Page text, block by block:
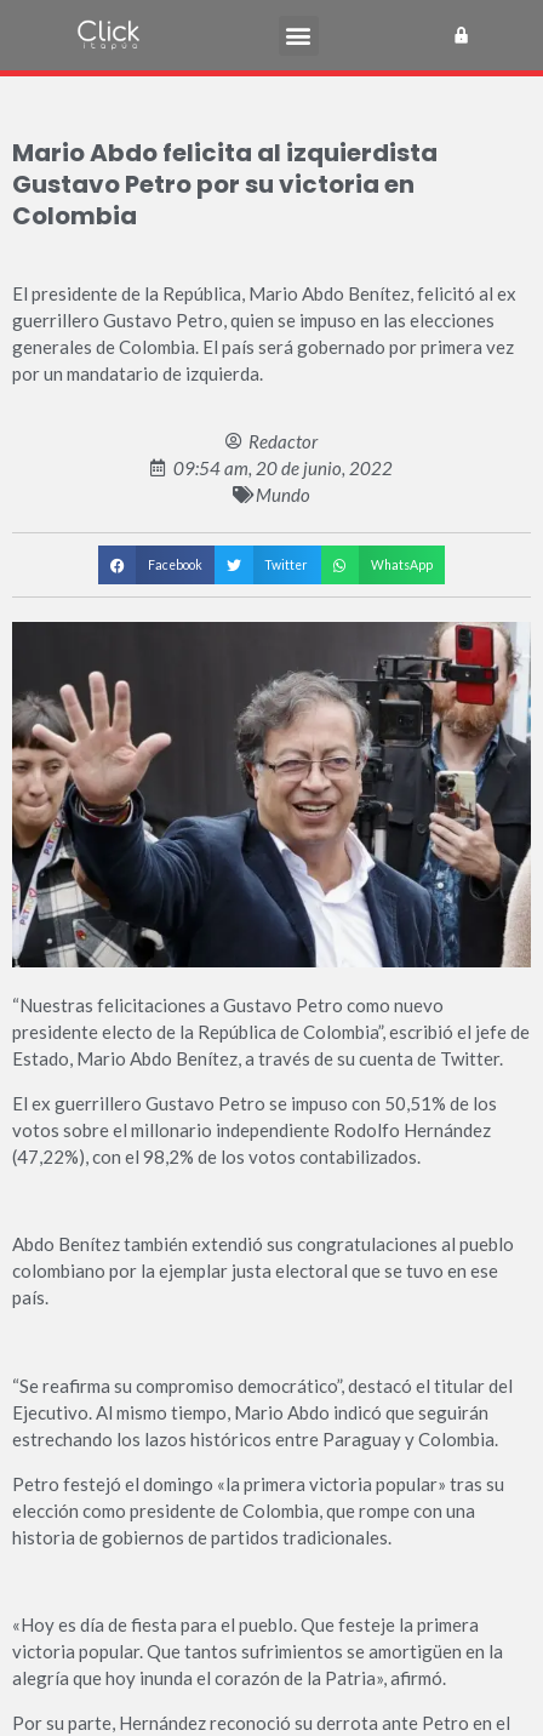
Mario Abdo felicita al izquierdista
Gustavo Petro por su victoria en
Colombia
El presidente de la República, Mario Abdo Benítez, felicitó al ex
guerrillero Gustavo Petro, quien se impuso en las elecciones
generales de Colombia. El país será gobernado por primera vez
por un mandatario de izquierda.
Redactor
09:54 am, 20 de junio, 2022
Mundo
Facebook Twitter WhatsApp
“Nuestras felicitaciones a Gustavo Petro como nuevo
presidente electo de la República de Colombia”, escribió el jefe de
Estado, Mario Abdo Benítez, a través de su cuenta de Twitter.
El ex guerrillero Gustavo Petro se impuso con 50,51% de los
votos sobre el millonario independiente Rodolfo Hernández
(47,22%), con el 98,2% de los votos contabilizados.
Abdo Benítez también extendió sus congratulaciones al pueblo
colombiano por la ejemplar justa electoral que se tuvo en ese
país.
“Se reafirma su compromiso democrático”, destacó el titular del
Ejecutivo. Al mismo tiempo, Mario Abdo indicó que seguirán
estrechando los lazos históricos entre Paraguay y Colombia.
Petro festejó el domingo «la primera victoria popular» tras su
elección como presidente de Colombia, que rompe con una
historia de gobiernos de partidos tradicionales.
«Hoy es día de fiesta para el pueblo. Que festeje la primera
victoria popular. Que tantos sufrimientos se amortigüen en la
alegría que hoy inunda el corazón de la Patria», afirmó.
Por su parte, Hernández reconoció su derrota ante Petro en el